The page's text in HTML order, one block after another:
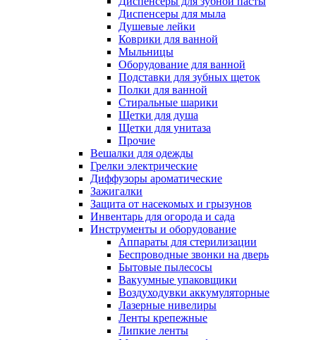
Диспенсеры для мыла
Душевые лейки
Коврики для ванной
Мыльницы
Оборудование для ванной
Подставки для зубных щеток
Полки для ванной
Стиральные шарики
Щетки для душа
Щетки для унитаза
Прочие
Вешалки для одежды
Грелки электрические
Диффузоры ароматические
Зажигалки
Защита от насекомых и грызунов
Инвентарь для огорода и сада
Инструменты и оборудование
Аппараты для стерилизации
Беспроводные звонки на дверь
Бытовые пылесосы
Вакуумные упаковщики
Воздуходувки аккумуляторные
Лазерные нивелиры
Ленты крепежные
Липкие ленты